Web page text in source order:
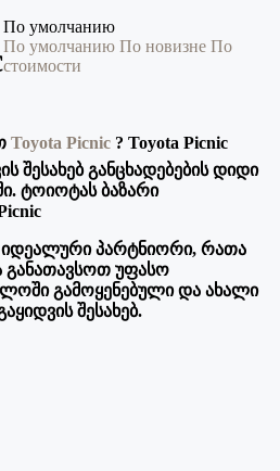
По умолчанию
По умолчанию По новизне По
стоимости
Toyota Picnic ? Toyota Picnic
შესახებ განცხადებების დიდი
ტოიოტას ბაზარი
იდეალური პარტნიორი, რათა
განათავსოთ უფასო
გამოყენებული და ახალი
შესახებ.